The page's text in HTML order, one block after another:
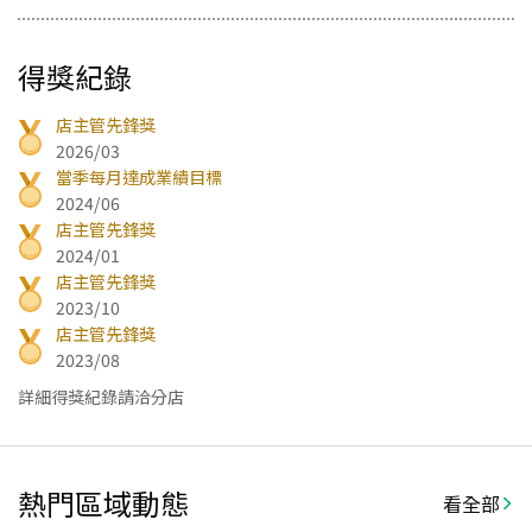
得獎紀錄
店主管先鋒獎
2026/03
當季每月達成業績目標
2024/06
店主管先鋒獎
2024/01
店主管先鋒獎
2023/10
店主管先鋒獎
2023/08
詳細得獎紀錄請洽分店
熱門區域動態 看全部